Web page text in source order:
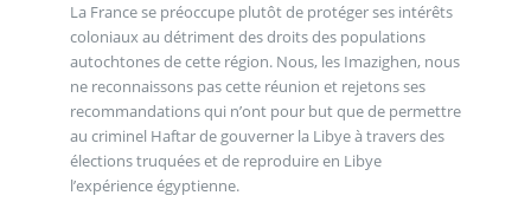
La France se préoccupe plutôt de protéger ses intérêts
coloniaux au détriment des droits des populations
autochtones de cette région. Nous, les Imazighen, nous
ne reconnaissons pas cette réunion et rejetons ses
recommandations qui n’ont pour but que de permettre
au criminel Haftar de gouverner la Libye à travers des
élections truquées et de reproduire en Libye
l’expérience égyptienne.